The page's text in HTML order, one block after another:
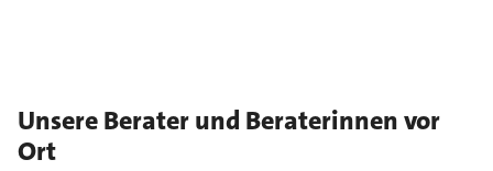
Unsere Berater und Beraterinnen vor
Ort